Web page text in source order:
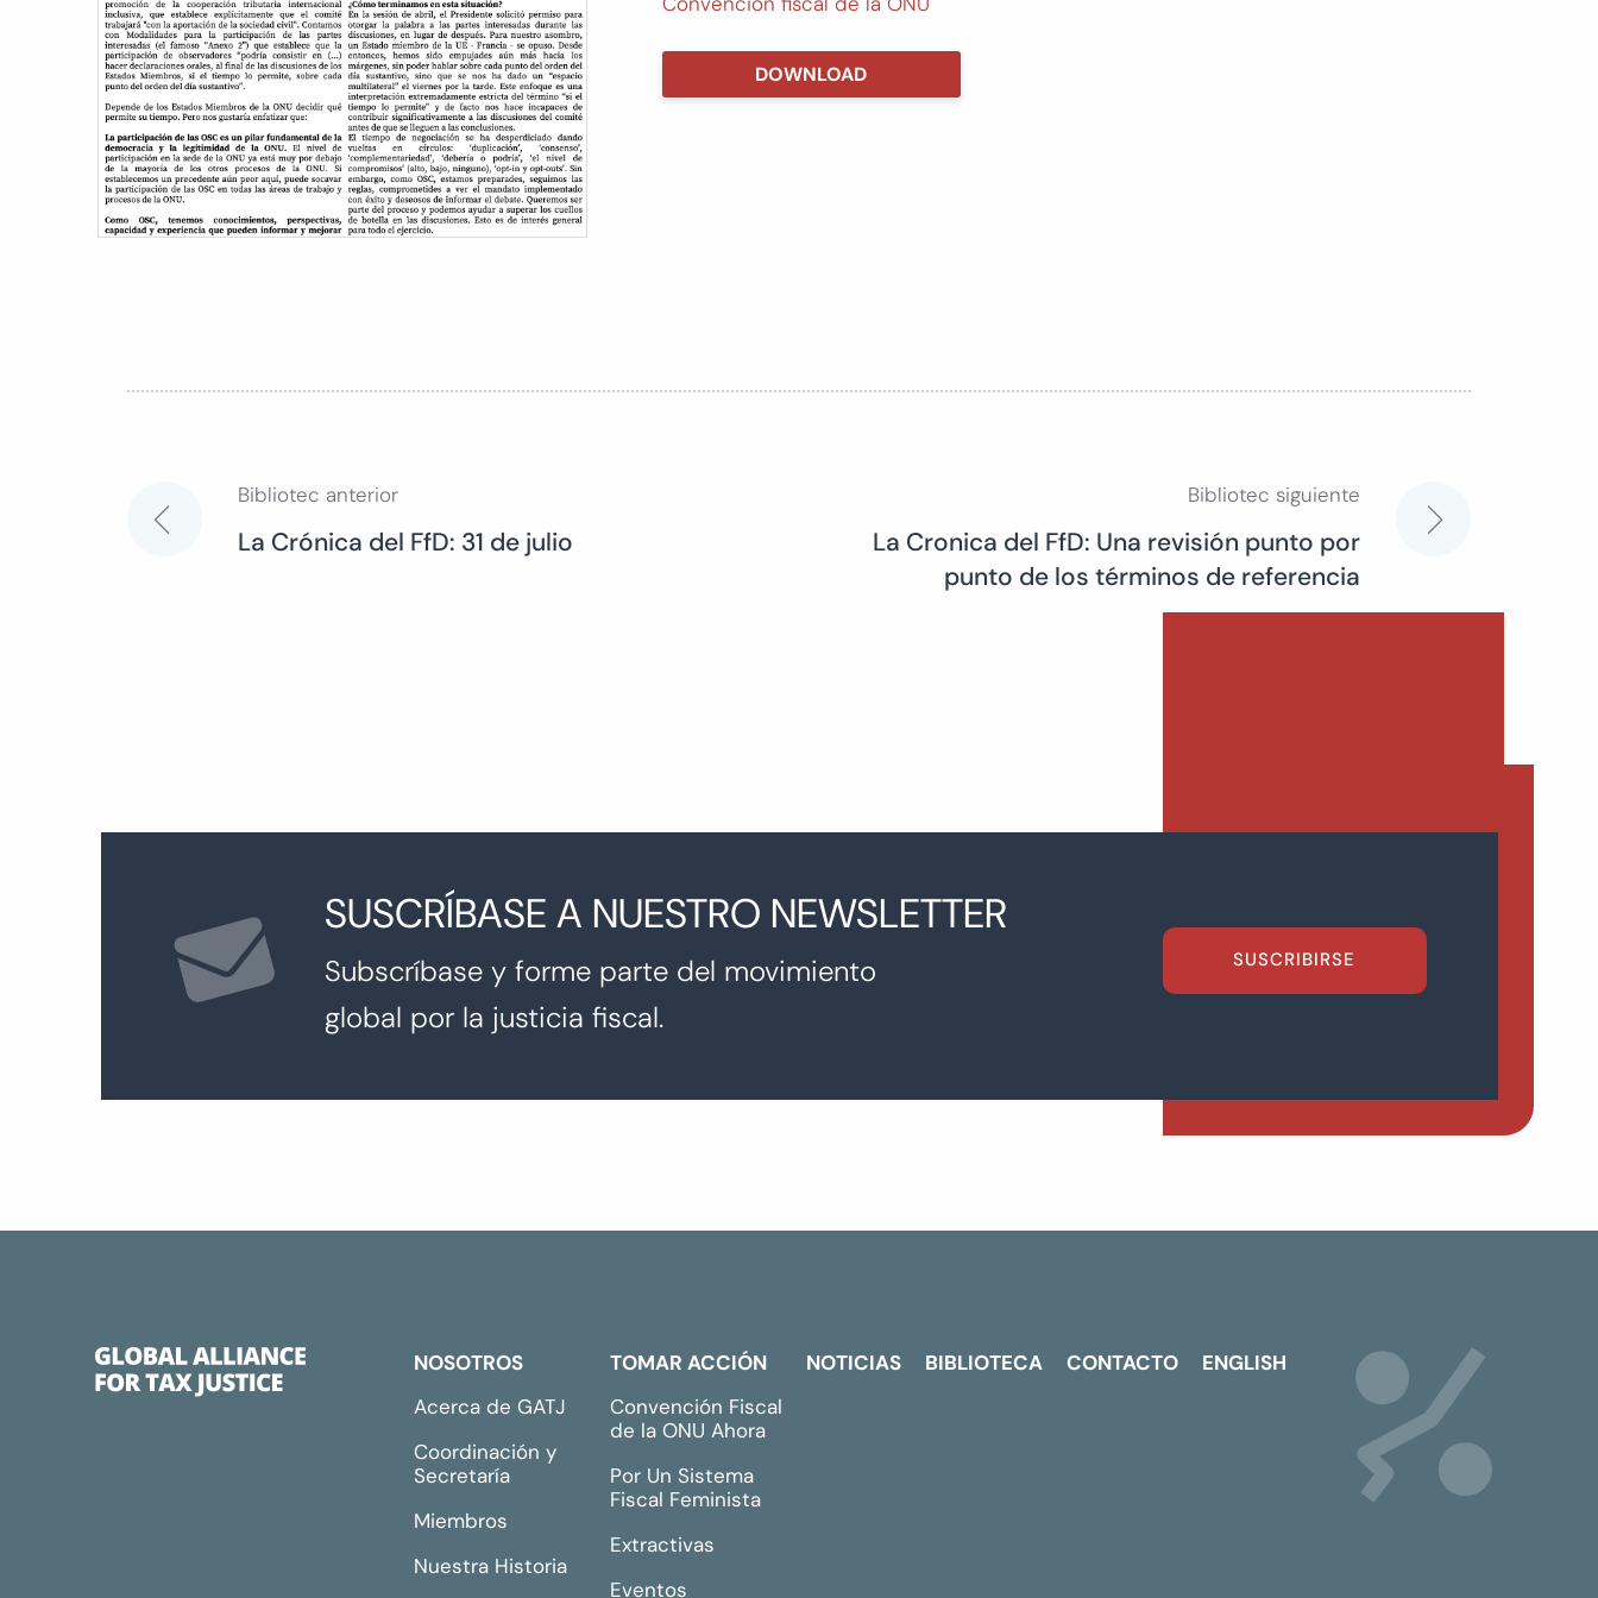
DOWNLOAD
Navegación
Bibliotec anterior
La Crónica del FfD: 31 de julio
Bibliotec siguiente
La Cronica del FfD: Una revisión punto por
punto de los términos de referencia
SUSCRÍBASE A NUESTRO NEWSLETTER
Subscríbase y forme parte del movimiento
global por la justicia fiscal.
SUSCRIBIRSE
NOSOTROS
Acerca de GATJ
Coordinación y
Secretaría
Miembros
Nuestra Historia
TOMAR ACCIÓN
Convención Fiscal
de la ONU Ahora
Por Un Sistema
Fiscal Feminista
Extractivas
Eventos
NOTICIAS BIBLIOTECA CONTACTO ENGLISH